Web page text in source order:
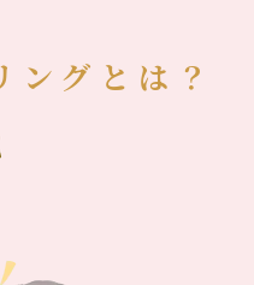
ングとは？